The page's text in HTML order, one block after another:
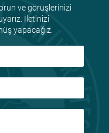
ve görüşlerinizi
İletinizi
yapacağız.